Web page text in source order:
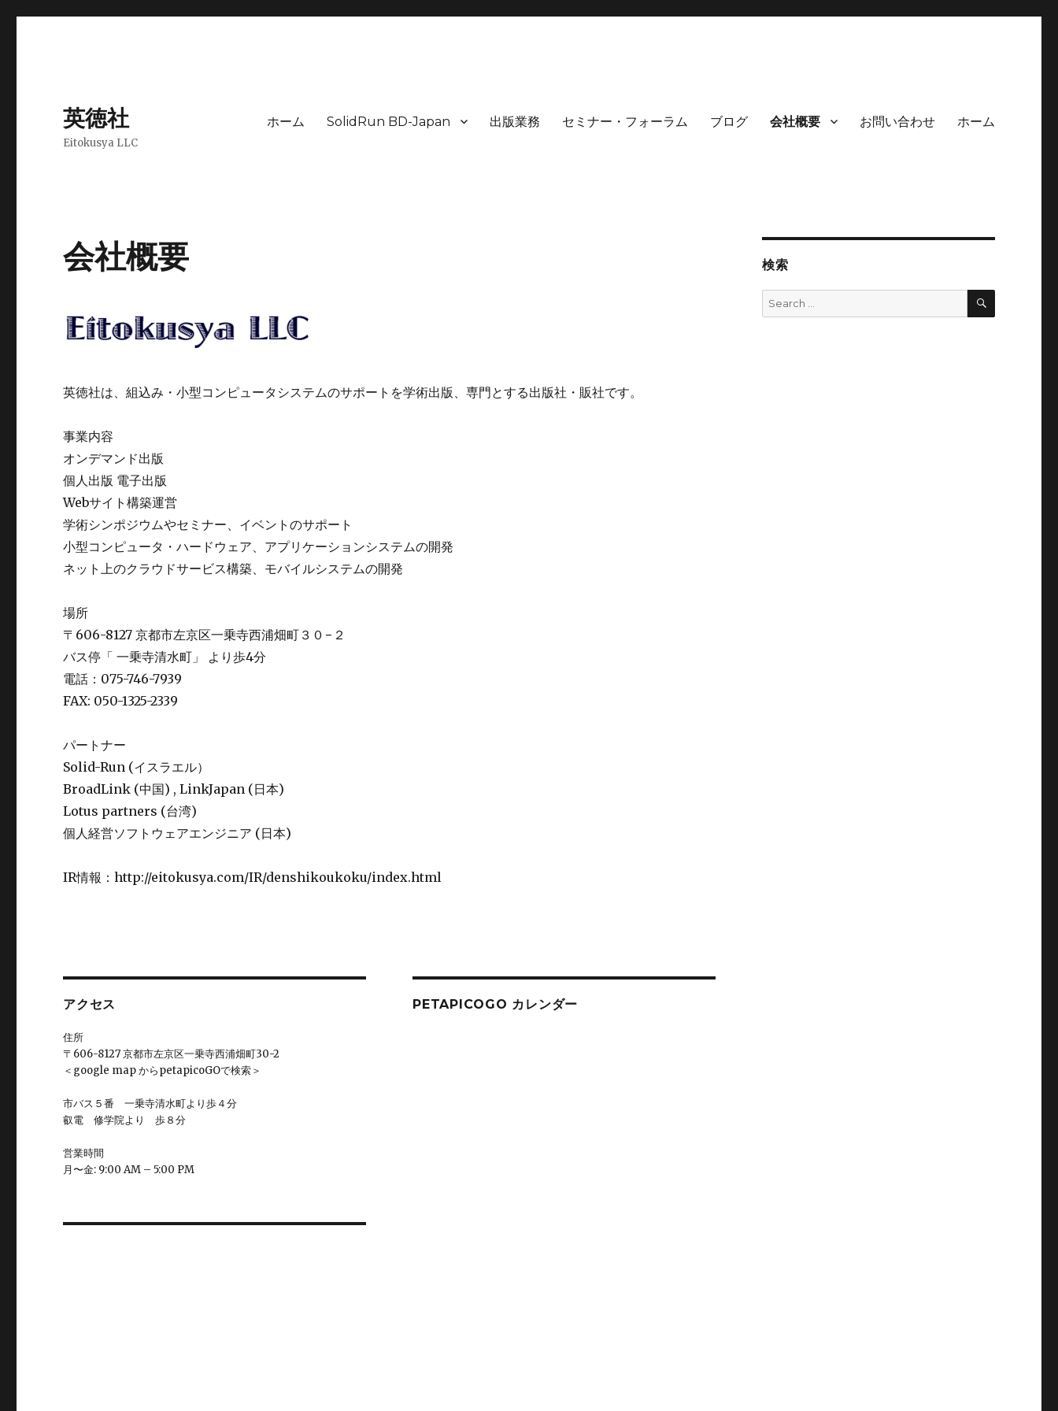
英徳社
Eitokusya LLC
ホーム SolidRun BD-Japan 出版業務 セミナー・フォーラム ブログ 会社概要 お問い合わせ ホーム
会社概要
英徳社は、組込み・小型コンピュータシステムのサポートを学術出版、専門とする出版社・販社です。
事業内容
オンデマンド出版
個人出版 電子出版
Webサイト構築運営
学術シンポジウムやセミナー、イベントのサポート
小型コンピュータ・ハードウェア、アプリケーションシステムの開発
ネット上のクラウドサービス構築、モバイルシステムの開発
場所
〒606-8127 京都市左京区一乗寺西浦畑町３０−２
バス停「 一乗寺清水町」 より歩4分
電話：075-746-7939
FAX: 050-1325-2339
パートナー
Solid-Run (イスラエル）
BroadLink (中国) , LinkJapan (日本)
Lotus partners (台湾)
個人経営ソフトウェアエンジニア (日本)
IR情報：http://eitokusya.com/IR/denshikoukoku/index.html
アクセス
住所
〒606-8127 京都市左京区一乗寺西浦畑町30-2
＜google map からpetapicoGOで検索＞
市バス５番 一乗寺清水町より歩４分
叡電 修学院より 歩８分
営業時間
月〜金: 9:00 AM – 5:00 PM
PETAPICOGO カレンダー
検索
Search
for:
SEARCH